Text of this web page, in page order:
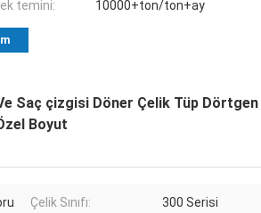
temini:
10000+ton/ton+ay
Saç çizgisi Döner Çelik Tüp
Boyut
Çelik Sınıfı: 300 Serisi